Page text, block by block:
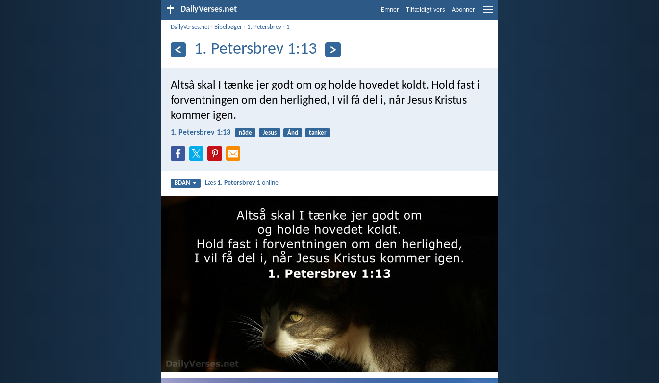
DailyVerses.net Emner Tilfældigt vers Abonner
DailyVerses.net › Bibelbøger › 1. Petersbrev › 1
1. Petersbrev 1:13
Altså skal I tænke jer godt om og holde hovedet koldt. Hold fast i
forventningen om den herlighed, I vil få del i, når Jesus Kristus
kommer igen.
1. Petersbrev 1:13 nåde Jesus Ånd tanker
BDAN Læs 1. Petersbrev 1 online